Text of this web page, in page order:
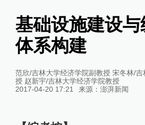
基础设施建设
体系构建
范欣/吉林大学经济学院副教授 宋冬林/
授 赵新宇/吉林大学经济学院教授
2017-04-20 17:21
来源： 澎湃新闻